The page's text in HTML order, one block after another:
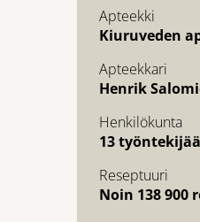
Apteekki
Kiuruveden
Apteekkari
Henrik
Henkilökunta
13 työntekijää
Reseptuuri
Noin 138 900